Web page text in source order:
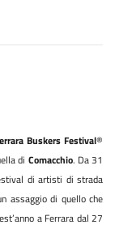
Buskers Festival®
di Comacchio. Da 31
di artisti di strada
assaggio di quello che
a Ferrara dal 27